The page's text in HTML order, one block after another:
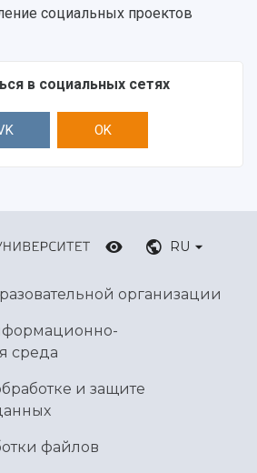
социальных проектов
в социальных сетях
OK
RU
организации
среда
и защите
файлов